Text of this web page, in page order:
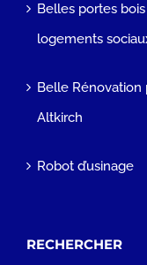
Belles portes
logements
Belle Rénovation
Altkirch
Robot d’usinage
RECHERCHER